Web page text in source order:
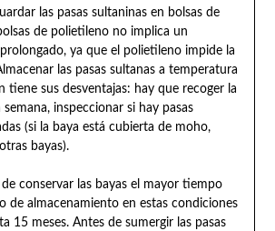
las pasas sultaninas en bolsas de
de polietileno no implica un
ya que el polietileno impide la
las pasas sultanas a temperatura
tiene sus desventajas: hay que recoger la
inspeccionar si hay pasas
(si la baya está cubierta de moho,
bayas).
conservar las bayas el mayor tiempo
de almacenamiento en estas condiciones
15 meses. Antes de sumergir las pasas